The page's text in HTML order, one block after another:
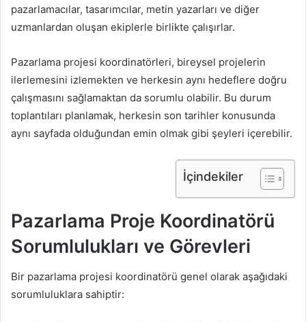
pazarlamacılar, tasarımcılar, metin yazarları ve diğer
uzmanlardan oluşan ekiplerle birlikte çalışırlar.
Pazarlama projesi koordinatörleri, bireysel projelerin
ilerlemesini izlemekten ve herkesin aynı hedeflere doğru
çalışmasını sağlamaktan da sorumlu olabilir. Bu durum
toplantıları planlamak, herkesin son tarihler konusunda
aynı sayfada olduğundan emin olmak gibi şeyleri içerebilir.
İçindekiler
Pazarlama Proje Koordinatörü
Sorumlulukları ve Görevleri
Bir pazarlama projesi koordinatörü genel olarak aşağıdaki
sorumluluklara sahiptir: